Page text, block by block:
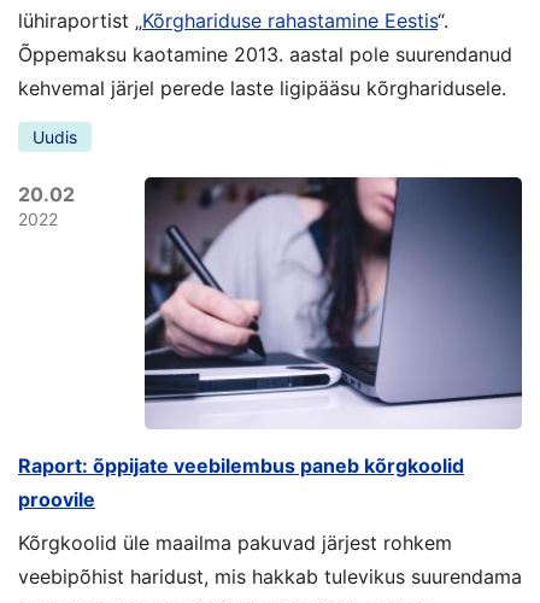
lühiraportist „Kõrghariduse rahastamine Eestis“.
Õppemaksu kaotamine 2013. aastal pole suurendanud
kehvemal järjel perede laste ligipääsu kõrgharidusele.
Uudis
20.02
2022
Raport: õppijate veebilembus paneb kõrgkoolid
proovile
Kõrgkoolid üle maailma pakuvad järjest rohkem
veebipõhist haridust, mis hakkab tulevikus suurendama